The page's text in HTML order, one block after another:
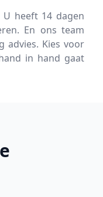
heeft 14 dagen
En ons team
advies. Kies voor
in hand gaat